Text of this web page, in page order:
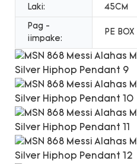
Laki: 45CM
Pag -
iimpake:
PE BOX